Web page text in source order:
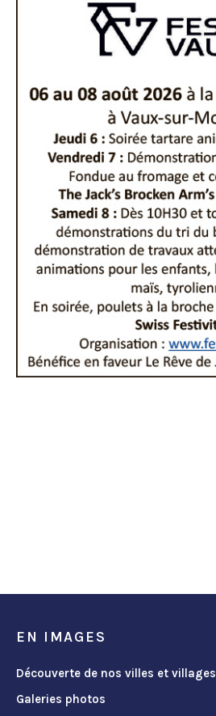
EN IMAGES
Découverte de nos villes et villages
Galeries photos